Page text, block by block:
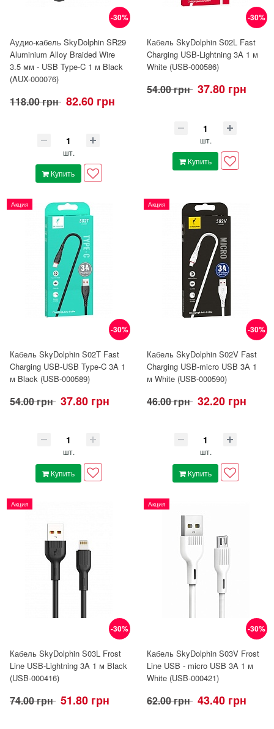
-30%
Аудио-кабель SkyDolphin SR29
Aluminium Alloy Braided Wire
3.5 мм - USB Type-C 1 м Black
(AUX-000076)
118.00 грн 82.60 грн
шт.
Купить
-30%
Кабель SkyDolphin S02L Fast
Charging USB-Lightning 3A 1 м
White (USB-000586)
54.00 грн 37.80 грн
шт.
Купить
-30%
Акция
Кабель SkyDolphin S02T Fast
Charging USB-USB Type-C 3A 1
м Black (USB-000589)
54.00 грн 37.80 грн
шт.
Купить
-30%
Акция
Кабель SkyDolphin S02V Fast
Charging USB-micro USB 3A 1
м White (USB-000590)
46.00 грн 32.20 грн
шт.
Купить
-30%
Акция
Кабель SkyDolphin S03L Frost
Line USB-Lightning 3A 1 м Black
(USB-000416)
74.00 грн 51.80 грн
-30%
Акция
Кабель SkyDolphin S03V Frost
Line USB - micro USB 3A 1 м
White (USB-000421)
62.00 грн 43.40 грн